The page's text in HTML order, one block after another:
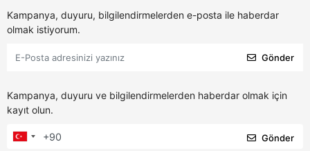
Kampanya, duyuru, bilgilendirmelerden e-posta ile haberdar
olmak istiyorum.
Gönder
Kampanya, duyuru ve bilgilendirmelerden haberdar olmak için
kayıt olun.
Gönder